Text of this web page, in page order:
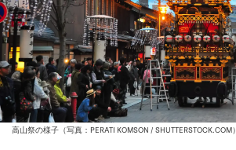
高山祭の様子（写真：PERATI KOMSON / SHUTTERSTOCK.COM）